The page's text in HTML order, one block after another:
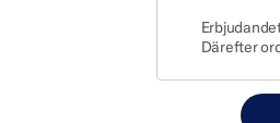
Därefter